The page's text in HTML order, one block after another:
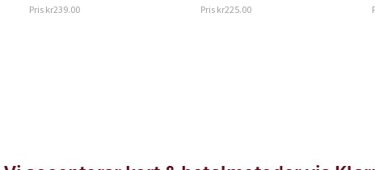
Pris kr239.00 Pris kr225.00